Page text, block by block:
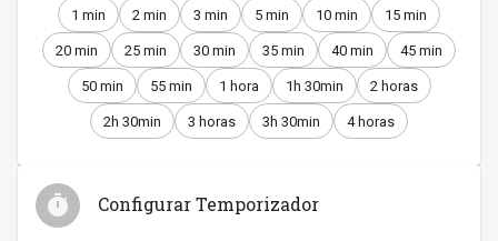
1 min 2 min 3 min 5 min 10 min 15 min
20 min 25 min 30 min 35 min 40 min 45 min
50 min 55 min 1 hora 1h 30min 2 horas
2h 30min 3 horas 3h 30min 4 horas
Configurar Temporizador